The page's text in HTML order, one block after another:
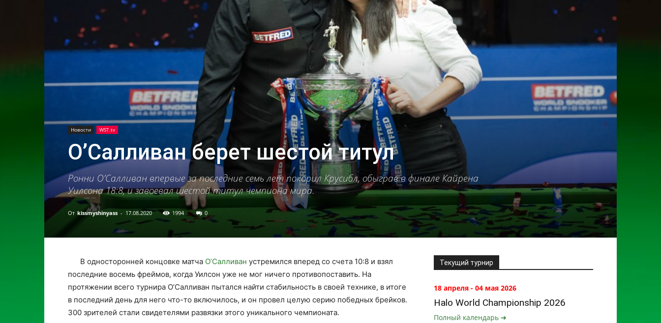
Новости WST.tv
О’Салливан берет шестой титул
Ронни О’Салливан впервые за последние семь лет покорил Крусибл, обыграв в финале Кайрена
Уилсона 18:8, и завоевал шестой титул чемпиона мира.
От kissmyshinyass - 17.08.2020 1994 0
В односторонней концовке матча О’Салливан устремился вперед со счета 10:8 и взял
последние восемь фреймов, когда Уилсон уже не мог ничего противопоставить. На
протяжении всего турнира О’Салливан пытался найти стабильность в своей технике, в итоге
в последний день для него что-то включилось, и он провел целую серию победных брейков.
300 зрителей стали свидетелями развязки этого уникального чемпионата.
Текущий турнир
18 апреля - 04 мая 2026
Halo World Championship 2026
Полный календарь ➔